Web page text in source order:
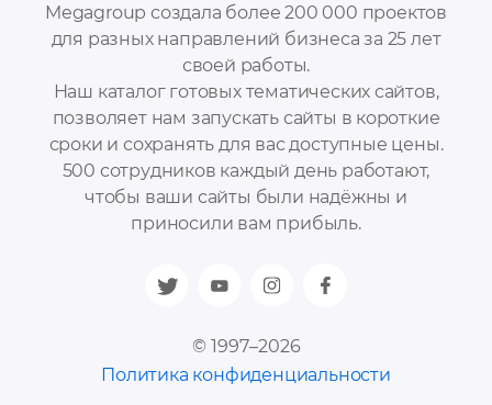
Megagroup создала более 200 000 проектов
для разных направлений бизнеса за 25 лет
своей работы.
Наш каталог готовых тематических сайтов,
позволяет нам запускать сайты в короткие
сроки и сохранять для вас доступные цены.
500 сотрудников каждый день работают,
чтобы ваши сайты были надёжны и
приносили вам прибыль.
© 1997–2026
Политика конфиденциальности